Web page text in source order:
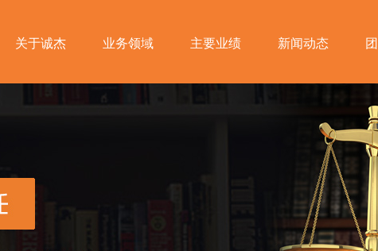
关于诚杰 业务领域 主要业绩 新闻动态